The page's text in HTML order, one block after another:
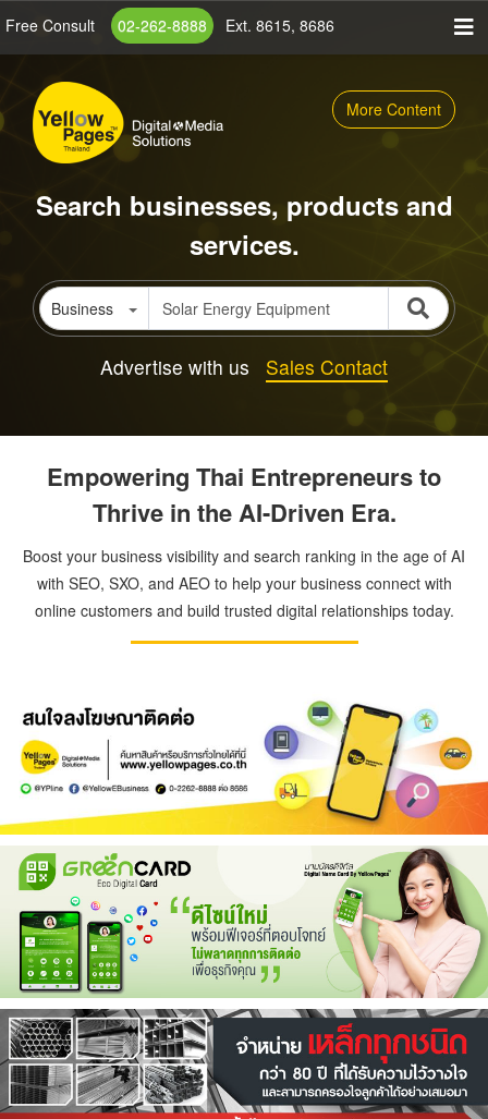
content
Free Consult 02-262-8888 Ext. 8615, 8686
More Content
Search businesses, products and
services.
Business
Advertise with us Sales Contact
Empowering Thai Entrepreneurs to
Thrive in the AI-Driven Era.
Boost your business visibility and search ranking in the age of AI
with SEO, SXO, and AEO to help your business connect with
online customers and build trusted digital relationships today.